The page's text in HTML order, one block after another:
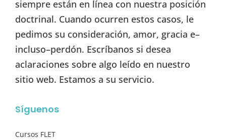
siempre están en línea con nuestra posición
doctrinal. Cuando ocurren estos casos, le
pedimos su consideración, amor, gracia e–
incluso–perdón. Escríbanos si desea
aclaraciones sobre algo leído en nuestro
sitio web. Estamos a su servicio.
Síguenos
Cursos FLET